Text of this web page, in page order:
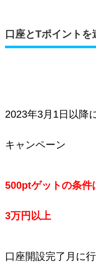
口座とTポイント
2023年3月1日以降
キャンペーン
500ptゲットの条件
3万円以上
口座開設完了月に